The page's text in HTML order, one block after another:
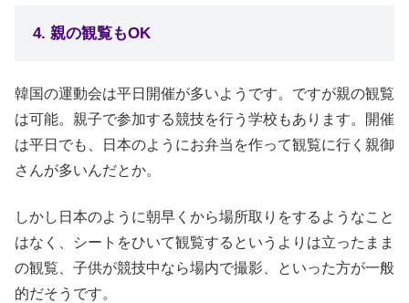
4. 親の観覧もOK
韓国の運動会は平日開催が多いようです。ですが親の観覧
は可能。親子で参加する競技を行う学校もあります。開催
は平日でも、日本のようにお弁当を作って観覧に行く親御
さんが多いんだとか。
しかし日本のように朝早くから場所取りをするようなこと
はなく、シートをひいて観覧するというよりは立ったまま
の観覧、子供が競技中なら場内で撮影、といった方が一般
的だそうです。